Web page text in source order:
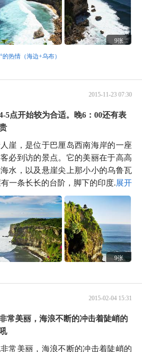
9张
的热情（海边+乌布）
2015-11-23 07:30
5点开始较为合适。晚6：00还有表
崖，是位于巴厘岛西南海岸的一座
必到访的景点。它的美丽在于高高
水，以及悬崖尖上那小小的乌鲁瓦
一条长长的台阶，脚下的印度...展开
9张
2015-02-04 15:31
常美丽，海浪不断的冲击着陡峭的
常美丽，海浪不断的冲击着陡峭的